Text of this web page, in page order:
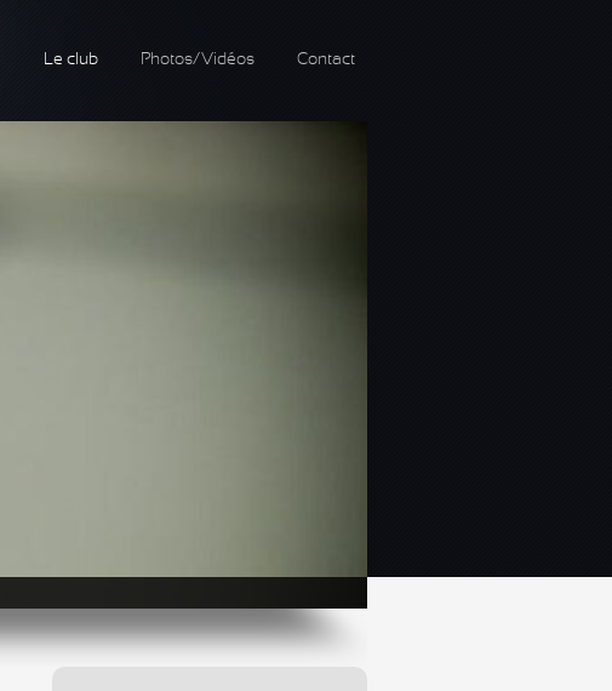
Le club Photos/Vidéos Contact